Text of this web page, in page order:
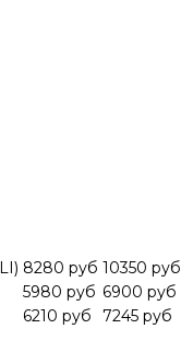
8280 руб 10350 руб
5980 руб 6900 руб
6210 руб 7245 руб